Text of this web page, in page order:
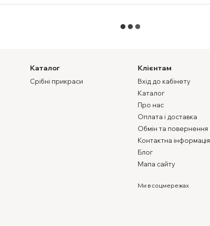
Каталог
Срібні прикраси
Клієнтам
Вхід до кабінету
Каталог
Про нас
Оплата і доставка
Обмін та повернення
Контактна інформація
Блог
Мапа сайту
Ми в соцмережах